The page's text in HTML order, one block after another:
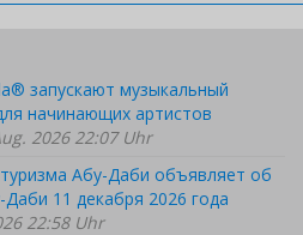
запускают музыкальный
начинающих артистов
2026 22:07 Uhr
Абу-Даби объявляет об
11 декабря 2026 года
22:58 Uhr